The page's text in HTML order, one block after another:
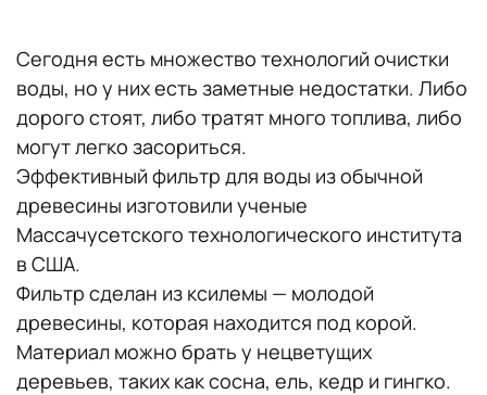
Сегодня есть множество технологий очистки
воды, но у них есть заметные недостатки. Либо
дорого стоят, либо тратят много топлива, либо
могут легко засориться.
Эффективный фильтр для воды из обычной
древесины изготовили ученые
Массачусетского технологического института
в США.
Фильтр сделан из ксилемы — молодой
древесины, которая находится под корой.
Материал можно брать у нецветущих
деревьев, таких как сосна, ель, кедр и гингко.